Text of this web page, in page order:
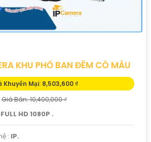
KHU PHỐ BAN ĐÊM CÓ MÀU
Khuyến Mại: 8,503,600 ₫
Giá Bán: 10,400,000 ₫
FULL HD 1080P .
: IP.